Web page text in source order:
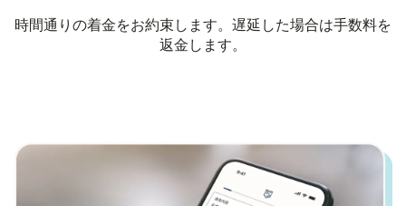
時間通りの着金をお約束します。遅延した場合は手数料を
返金します。